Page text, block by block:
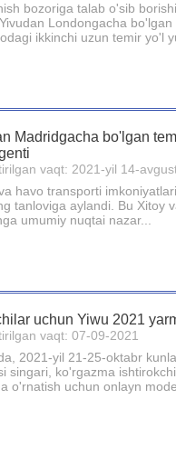
bozoriga talab o'sib
Londongacha
ikkinchi uzun temir yo'l
Madridgacha bo'lgan
vaqt: 2021-yil 14-
havo transporti
tanloviga aylandi. Bu Xitoy
umumiy nuqtai nazar...
uchun Yiwu 2021
vaqt: 07-09-2021
2021-yil 21-25-oktabr
singari, ko'rgazma
uchun onlayn